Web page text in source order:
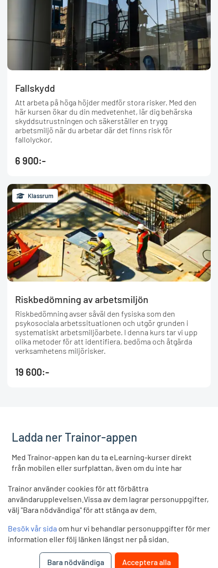
Fallskydd
Att arbeta på höga höjder medför stora risker. Med den
här kursen ökar du din medvetenhet, lär dig behärska
skyddsutrustningen och säkerställer en trygg
arbetsmiljö när du arbetar där det finns risk för
fallolyckor.
6 900:-
Klassrum
Riskbedömning av arbetsmiljön
Riskbedömning avser såväl den fysiska som den
psykosociala arbetssituationen och utgör grunden i
systematiskt arbetsmiljöarbete. I denna kurs tar vi upp
olika metoder för att identifiera, bedöma och åtgärda
verksamhetens miljörisker.
19 600:-
Ladda ner Trainor-appen
Med Trainor-appen kan du ta eLearning-kurser direkt
från mobilen eller surfplattan, även om du inte har
användarnamn och lösenord som du vanligtvis använder
på trainor.no.
LADDA NER
App Store
LADDA NER
Google Play
Trainor använder cookies för att förbättra
användarupplevelsen.Vissa av dem lagrar personuppgifter,
välj "Bara nödvändiga" för att stänga av dem.
Besök vår sida om hur vi behandlar personuppgifter för mer
information eller följ länken längst ner på sidan.
Bara nödvändiga Acceptera alla